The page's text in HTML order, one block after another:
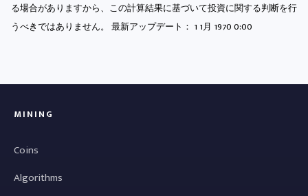
る場合がありますから、この計算結果に基づいて投資に関する判断を行
うべきではありません。 最新アップデート： 1 1月 1970 0:00
MINING
Coins
Algorithms